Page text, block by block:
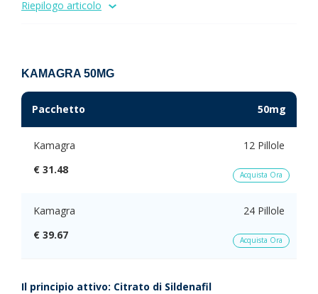
Riepilogo articolo
KAMAGRA 50MG
Pacchetto 50mg
Kamagra
12 Pillole
€ 31.48
Acquista Ora
Kamagra
24 Pillole
€ 39.67
Acquista Ora
Il principio attivo: Citrato di Sildenafil